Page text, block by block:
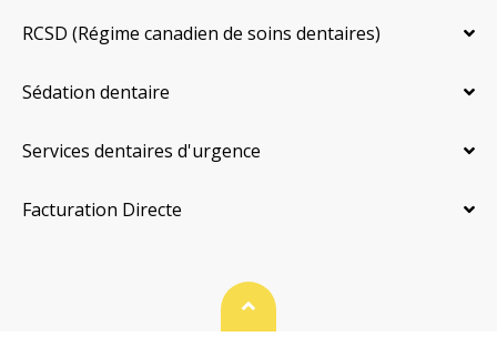
RCSD (Régime canadien de soins dentaires)
Sédation dentaire
Services dentaires d'urgence
Facturation Directe
Haut de page